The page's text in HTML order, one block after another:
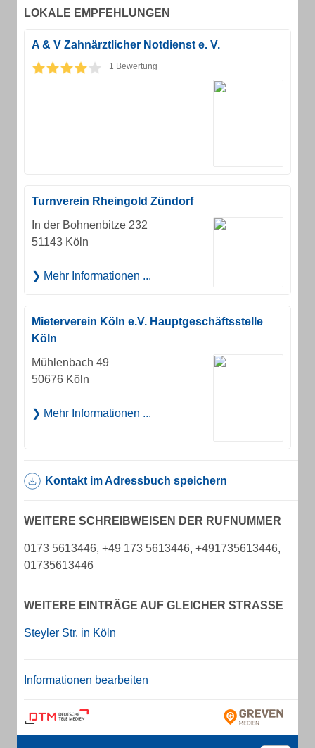
LOKALE EMPFEHLUNGEN
A & V Zahnärztlicher Notdienst e. V.
1 Bewertung
Turnverein Rheingold Zündorf
In der Bohnenbitze 232
51143 Köln
Mehr Informationen ...
Mieterverein Köln e.V. Hauptgeschäftsstelle
Köln
Mühlenbach 49
50676 Köln
Mehr Informationen ...
Kontakt im Adressbuch speichern
WEITERE SCHREIBWEISEN DER RUFNUMMER
0173 5613446, +49 173 5613446, +491735613446,
01735613446
WEITERE EINTRÄGE AUF GLEICHER STRASSE
Steyler Str. in Köln
Informationen bearbeiten